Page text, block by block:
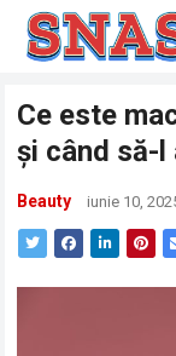
Ce este
și când să-l
Beauty iunie 10,